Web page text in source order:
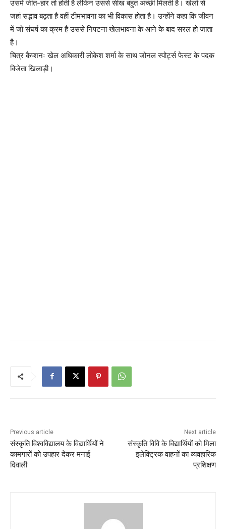
उसमें जीत-हार तो होती है लेकिन उससे सीख बहुत अच्छी मिलती है। खेलों से
जहां सद्भाव बढ़ता है वहीं टीमभावना का भी विकास होता है। उन्होंने कहा कि जीवन
में जो संघर्ष का क्रम है उससे निपटना खेलभावना के आने के बाद सरल हो जाता
है।
चित्र कैप्शनः खेल अधिकारी लोकेश शर्मा के साथ जोनल स्पोर्ट्स फेस्ट के पदक
विजेता खिलाड़ी।
Previous article
संस्कृति विश्वविद्यालय के विद्यार्थियों ने
कामगारों को उपहार देकर मनाई
दिवाली
Next article
संस्कृति विवि के विद्यार्थियों को मिला
इलेक्ट्रिक वाहनों का व्यवहारिक
प्रशिक्षण